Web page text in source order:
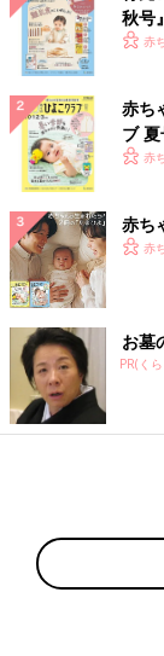
そのため自分で買
いためにリビング
ですがやはり与
４秒でシャブリー
無念！！
シャブリーランド
[オムツ王]
秋号
いっ
赤
赤ち
ブ
く！
赤
赤ち
赤
お墓
PR(く